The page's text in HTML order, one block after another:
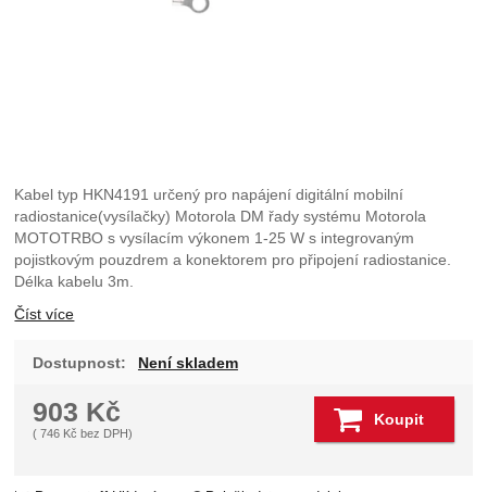
Kabel typ HKN4191 určený pro napájení digitální mobilní
radiostanice(vysílačky) Motorola DM řady systému Motorola
MOTOTRBO s vysílacím výkonem 1-25 W s integrovaným
pojistkovým pouzdrem a konektorem pro připojení radiostanice.
Délka kabelu 3m.
Číst více
Dostupnost: Není skladem
903 Kč
( 746 Kč bez DPH)
Koupit